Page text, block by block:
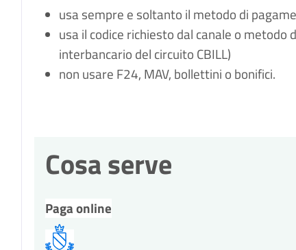
usa sempre e soltanto il metodo di
usa il codice richiesto dal canale o metodo
interbancario del circuito CBILL)
non usare F24, MAV, bollettini o bonifici.
Cosa serve
Paga online